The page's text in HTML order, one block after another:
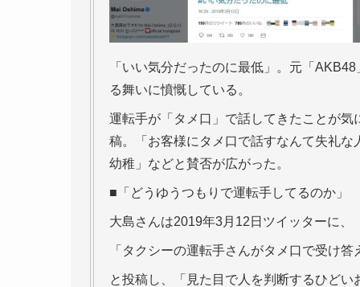
「いい気分だったのに最低」。元「
る舞いに憤慨している。
運転手が「タメ口」で話してきたことが
稿。「お客様にタメ口で話すなんて失礼
幼稚」などと賛否が広がった。
■「どうゆうつもりで運転手してるのか」
大島さんは2019年3月12日ツイッターに、
「タクシーの運転手さんがタメ口で受け
と投稿し、「見た目で人を判断するひど